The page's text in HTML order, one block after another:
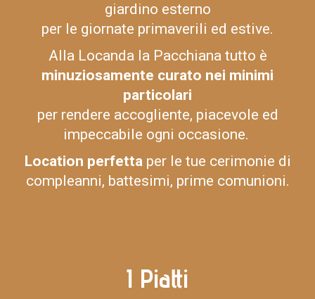
giardino esterno
per le giornate primaverili ed estive.
Alla Locanda la Pacchiana tutto è
minuziosamente curato nei minimi
particolari
per rendere accogliente, piacevole ed
impeccabile ogni occasione.
Location perfettaper le tue cerimonie di
compleanni, battesimi, prime comunioni.
I Piatti